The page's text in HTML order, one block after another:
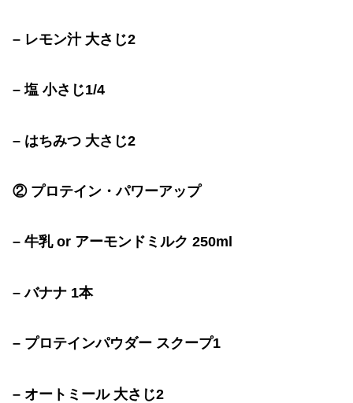
– レモン汁 大さじ2
–塩 小さじ1/4
– はちみつ 大さじ2
② プロテイン・パワーアップ
– 牛乳or アーモンドミルク 250ml
–バナナ 1本
– プロテインパウダー スクープ1
– オートミール 大さじ2